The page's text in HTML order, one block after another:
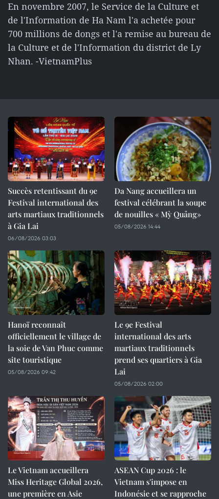
En novembre 2007, le Service de la Culture et
de l'Information de Ha Nam l'a achetée pour
700 millions de dongs et l'a remise au bureau de
la Culture et de l'Information du district de Ly
Nhan. -VietnamPlus
Succès retentissant du 9e
Festival international des
arts martiaux traditionnels
à Gia Lai
06/08/2026 03:03
Da Nang accueillera un
festival célébrant la soupe
de nouilles « Mỳ Quảng»
05/08/2026 14:44
Hanoï reconnaît
officiellement le village de
la soie de Van Phuc comme
site touristique
05/08/2026 09:42
Le 9e Festival
international des arts
martiaux traditionnels
prend ses quartiers à Gia
Lai
05/08/2026 02:00
Le Vietnam accueillera
Miss Heritage Global 2026,
une première en Asie
ASEAN Cup 2026 : le
Vietnam s'impose en
Indonésie et se rapproche